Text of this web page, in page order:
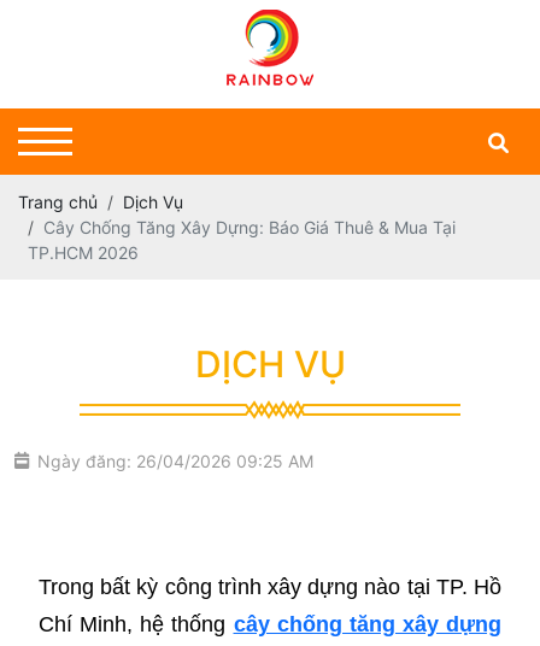
Trang chủ
Dịch Vụ
Cây Chống Tăng Xây Dựng: Báo Giá Thuê & Mua Tại
TP.HCM 2026
DỊCH VỤ
Ngày đăng: 26/04/2026 09:25 AM
Trong bất kỳ công trình xây dựng nào tại TP. Hồ
Chí Minh, hệ thống cây chống tăng xây dựng